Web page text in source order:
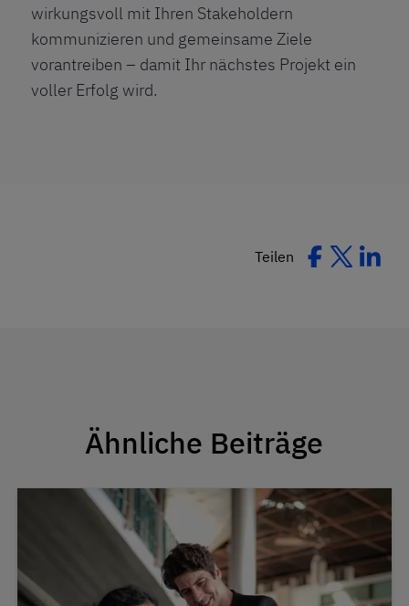
wirkungsvoll mit Ihren Stakeholdern
kommunizieren und gemeinsame Ziele
vorantreiben – damit Ihr nächstes Projekt ein
voller Erfolg wird.
Teilen
Ähnliche Beiträge